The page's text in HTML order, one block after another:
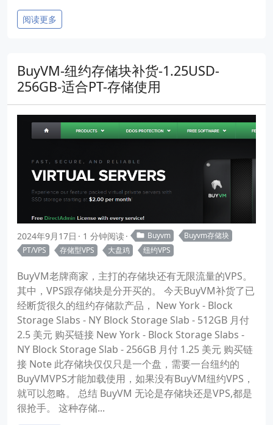
阅读更多
BuyVM-纽约存储块补货-1.25USD-
256GB-适合PT-存储使用
2024年9月17日 1 分钟阅读 Buyvm
Buyvm存储块
PT/VPS
存储型VPS 大盘鸡 纽约VPS
BuyVM老牌商家，主打的存储块还有无限流量的VPS。
其中，VPS跟存储块是分开买的。 今天BuyVM补货了已
经断货很久的纽约存储款产品， New York - Block
Storage Slabs - NY Block Storage Slab - 512GB 月付
2.5 美元 购买链接 New York - Block Storage Slabs -
NY Block Storage Slab - 256GB 月付 1.25 美元 购买链
接 Note 此存储块仅仅只是一个盘，需要一台纽约的
BuyVMVPS才能加载使用，如果没有BuyVM纽约VPS，
就可以忽略。 总结 BuyVM 无论是存储块还是VPS,都是
很抢手。 这种存储...